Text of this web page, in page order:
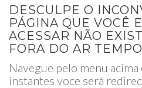
DESCULPE O
PÁGINA QUE VOCÊ
ACESSAR NÃO
FORA DO AR
Navegue pelo menu
instantes voce será